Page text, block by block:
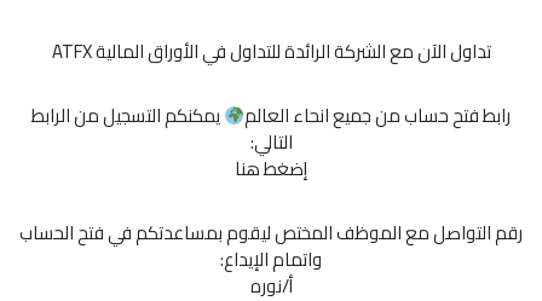
تداول الآن مع الشركة الرائدة للتداول في الأوراق المالية ATFX
رابط فتح حساب من جميع انحاء العالم
يمكنكم التسجيل من الرابط
التالي:
إضغط هنا
رقم التواصل مع الموظف المختص ليقوم بمساعدتكم في فتح الحساب
واتمام الإيداع:
أ/نوره